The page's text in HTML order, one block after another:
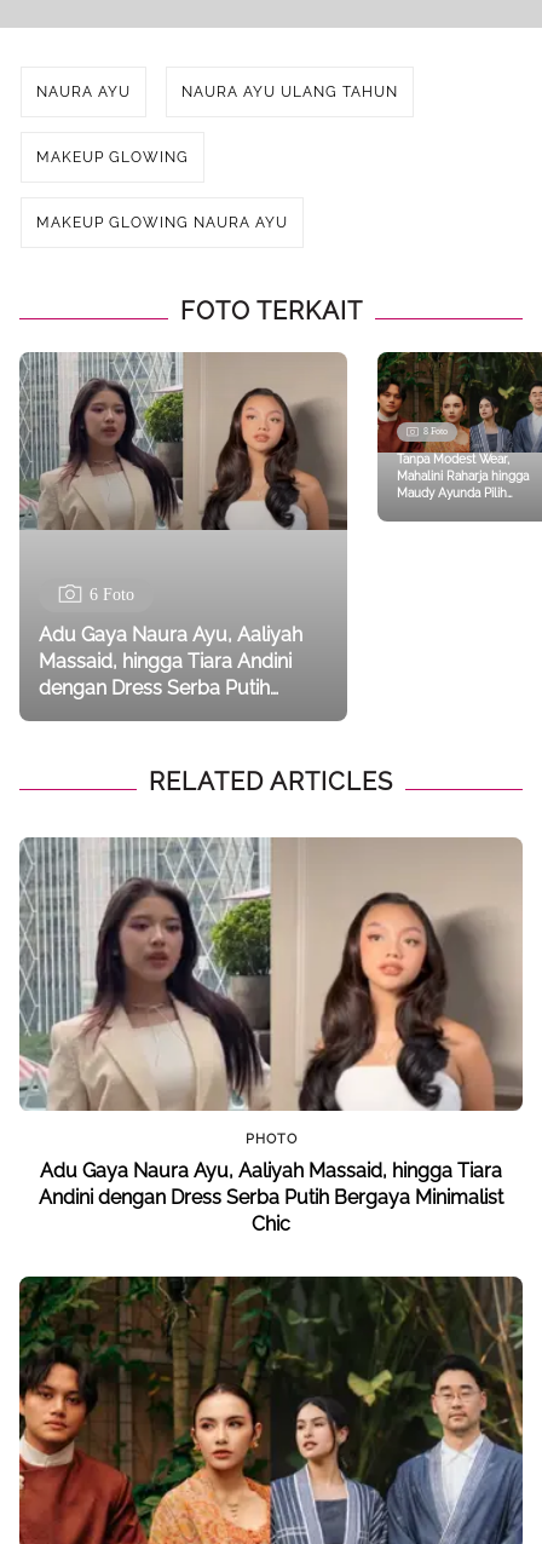
NAURA AYU NAURA AYU ULANG TAHUN
MAKEUP GLOWING
MAKEUP GLOWING NAURA AYU
FOTO TERKAIT
6 Foto
Adu Gaya Naura Ayu, Aaliyah
Massaid, hingga Tiara Andini
dengan Dress Serba Putih
8 Foto
Tanpa Modest Wear,
Mahalini Raharja hingga
Maudy Ayunda Pilih
RELATED ARTICLES
PHOTO
Adu Gaya Naura Ayu, Aaliyah Massaid, hingga Tiara
Andini dengan Dress Serba Putih Bergaya Minimalist
Chic